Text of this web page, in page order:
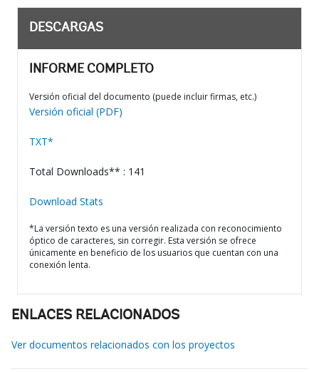
DESCARGAS
INFORME COMPLETO
Versión oficial del documento (puede incluir firmas, etc.)
Versión oficial (PDF)
TXT*
Total Downloads** : 141
Download Stats
*La versión texto es una versión realizada con reconocimiento
óptico de caracteres, sin corregir. Esta versión se ofrece
únicamente en beneficio de los usuarios que cuentan con una
conexión lenta.
ENLACES RELACIONADOS
Ver documentos relacionados con los proyectos